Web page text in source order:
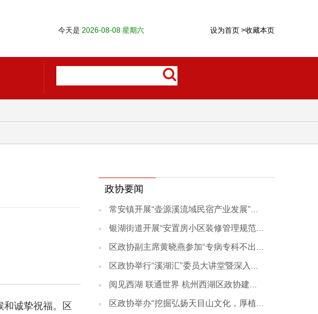
设为首页 >收藏本页
今天是 2026-08-08 星期六
和诚挚祝福。区
政协要闻
常安镇开展“壶源溪流域民宿产业发展”...
银湖街道开展“安置房小区装修管理规范...
区政协副主席黄晓燕参加“专病专科不出...
区政协举行“溪湖汇”委员大讲堂暨深入...
阅见西湖 联通世界 杭州西湖区政协建...
区政协举办“挖掘弘扬天目山文化，厚植...